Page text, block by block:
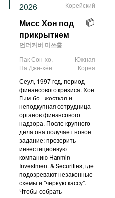
2026 Корейский
Мисс Хон под
прикрытием
언더커버 미쓰홍
Пак Сон-хо,
На Джи-хён
Южная
Корея
Сеул, 1997 год, период
финансового кризиса. Хон
Гым-бо - жесткая и
неподкупная сотрудница
органов финансового
надзора. После крупного
дела она получает новое
задание: проверить
инвестиционную
компанию Hanmin
Investment & Securities, где
подозревают незаконные
схемы и "черную кассу".
Чтобы собрать